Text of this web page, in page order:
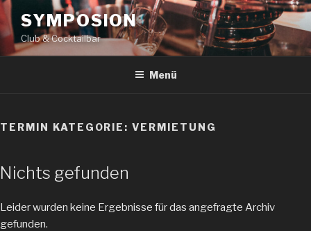
Zum
Inhalt
springen
SYMPOSION
Club & Cocktailbar
Menü
TERMIN KATEGORIE:VERMIETUNG
Nichts gefunden
Leider wurden keine Ergebnisse für das angefragte Archiv
gefunden.